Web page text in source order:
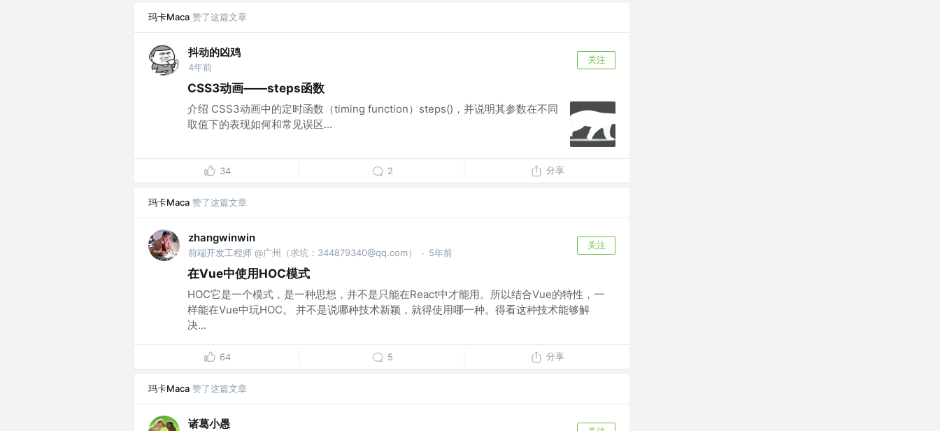
玛卡Maca 赞了这篇文章
抖动的凶鸡
4年前
关注
CSS3动画——steps函数
介绍 CSS3动画中的定时函数（timing function）steps()，并说明其参数在不同
取值下的表现如何和常见误区...
34 2 分享
玛卡Maca 赞了这篇文章
zhangwinwin
前端开发工程师 @广州（求坑：344879340@qq.com） · 5年前
关注
在Vue中使用HOC模式
HOC它是一个模式，是一种思想，并不是只能在React中才能用。所以结合Vue的特性，一
样能在Vue中玩HOC。 并不是说哪种技术新颖，就得使用哪一种。得看这种技术能够解
决...
64 5 分享
玛卡Maca 赞了这篇文章
诸葛小愚